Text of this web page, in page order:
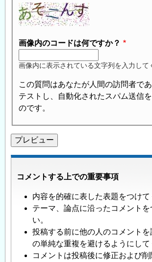
画像内のコードは何ですか？
画像内に表示されている文字列を入力して
この質問はあなたが人間の訪問者で
テストし、自動化されたスパム送信
のです。
コメントする上での重要事項
内容を的確に表した表題をつけて
テーマ、論点に沿ったコメントを
い。
投稿する前に他の人のコメント
の単純な重複を避けるようにして
コメントは投稿後に修正および